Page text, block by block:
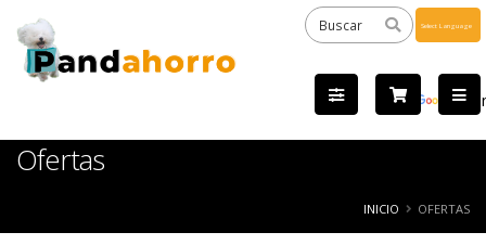
by
Ofertas
INICIO OFERTAS